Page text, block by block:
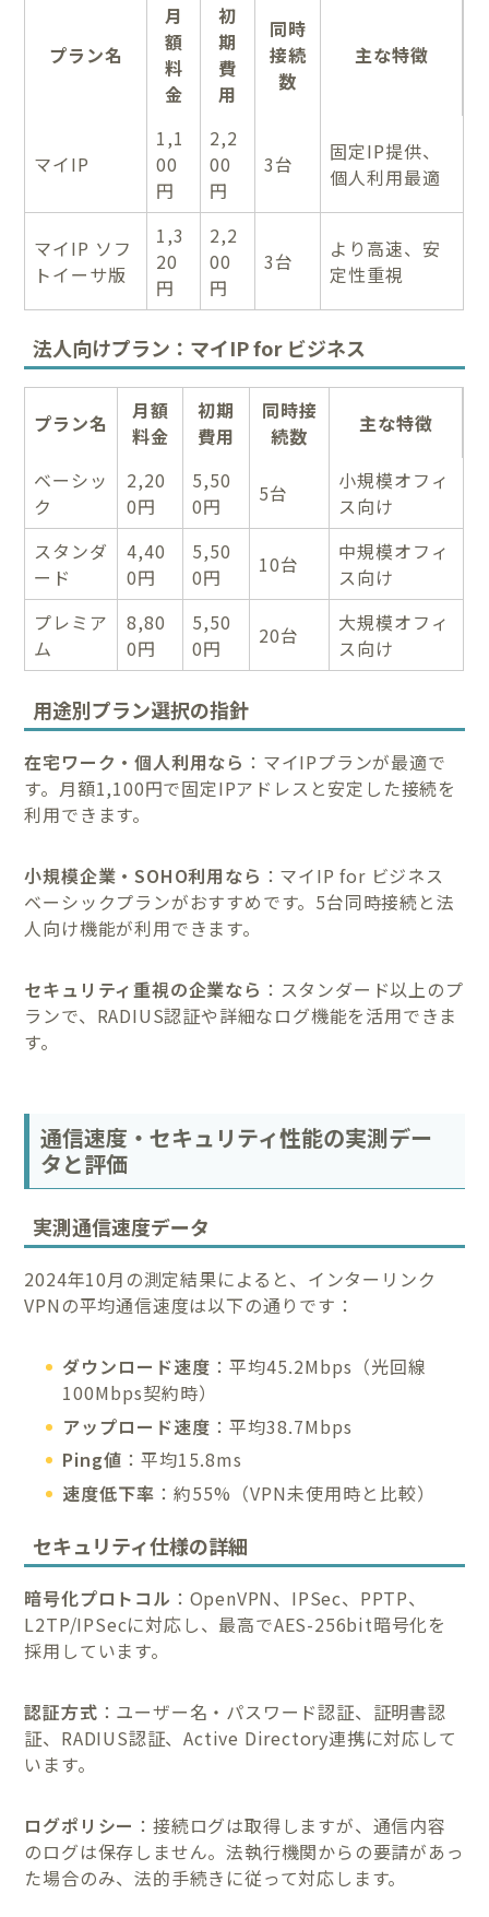
プラン名
月
額
料
金
初
期
費
用
同時
接続
数
主な特徴
マイIP
1,1
00
円
2,2
00
円
3台
固定IP提供、
個人利用最適
マイIP ソフ
トイーサ版
1,3
20
円
2,2
00
円
3台
より高速、安
定性重視
法人向けプラン：マイIP for ビジネス
プラン名
月額
料金
初期
費用
同時接
続数
主な特徴
ベーシッ
ク
2,20
0円
5,50
0円
5台
小規模オフィ
ス向け
スタンダ
ード
4,40
0円
5,50
0円
10台
中規模オフィ
ス向け
プレミア
ム
8,80
0円
5,50
0円
20台
大規模オフィ
ス向け
用途別プラン選択の指針
在宅ワーク・個人利用なら ：マイIPプランが最適で
す。月額1,100円で固定IPアドレスと安定した接続を
利用できます。
小規模企業・SOHO利用なら ：マイIP for ビジネス
ベーシックプランがおすすめです。5台同時接続と法
人向け機能が利用できます。
セキュリティ重視の企業なら ：スタンダード以上のプ
ランで、RADIUS認証や詳細なログ機能を活用できま
す。
通信速度・セキュリティ性能の実測デー
タと評価
実測通信速度データ
2024年10月の測定結果によると、インターリンク
VPNの平均通信速度は以下の通りです：
ダウンロード速度 ：平均45.2Mbps（光回線
100Mbps契約時）
アップロード速度 ：平均38.7Mbps
Ping値 ：平均15.8ms
速度低下率 ：約55%（VPN未使用時と比較）
セキュリティ仕様の詳細
暗号化プロトコル ：OpenVPN、IPSec、PPTP、
L2TP/IPSecに対応し、最高でAES-256bit暗号化を
採用しています。
認証方式 ：ユーザー名・パスワード認証、証明書認
証、RADIUS認証、Active Directory連携に対応して
います。
ログポリシー ：接続ログは取得しますが、通信内容
のログは保存しません。法執行機関からの要請があっ
た場合のみ、法的手続きに従って対応します。